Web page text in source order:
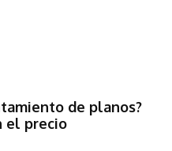
de planos?
el precio